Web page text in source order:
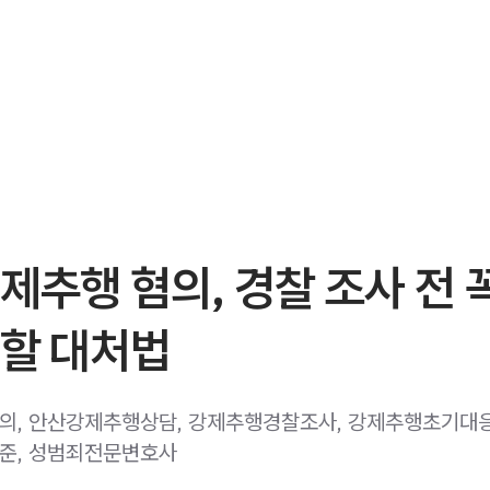
추행 혐의, 경찰 조사 전
대처법
, 안산강제추행상담, 강제추행경찰조사, 강제추행초기대
, 성범죄전문변호사